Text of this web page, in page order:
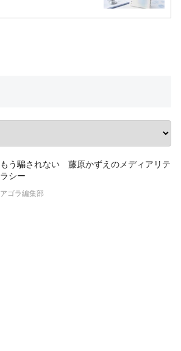
もう騙されない 藤原かずえのメディアリテ
ラシー
アゴラ編集部